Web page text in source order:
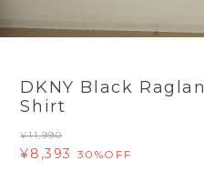
DKNY Black
Shirt
¥11,990
¥8,393 30%OFF